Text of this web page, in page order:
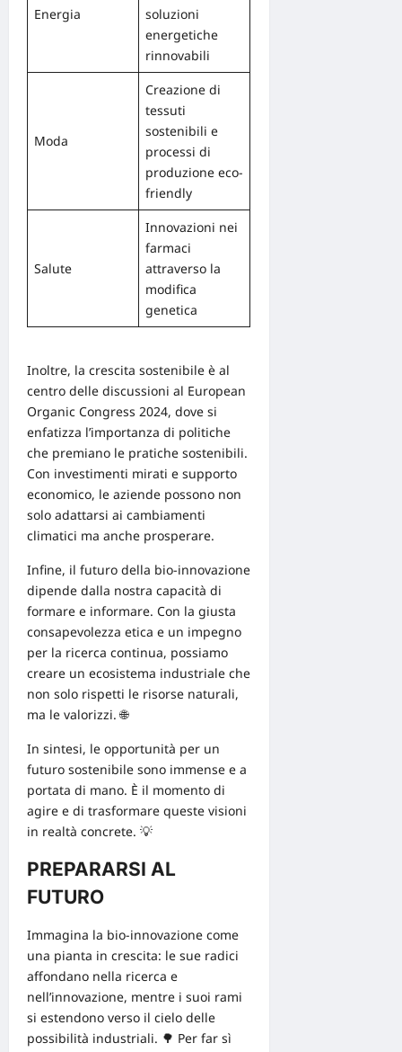
Energia
soluzioni
energetiche
rinnovabili
Moda
Creazione di
tessuti
sostenibili e
processi di
produzione eco-
friendly
Salute
Innovazioni nei
farmaci
attraverso la
modifica
genetica
Inoltre, la crescita sostenibile è al
centro delle discussioni al European
Organic Congress 2024, dove si
enfatizza l’importanza di politiche
che premiano le pratiche sostenibili.
Con investimenti mirati e supporto
economico, le aziende possono non
solo adattarsi ai cambiamenti
climatici ma anche prosperare.
Infine, il futuro della bio-innovazione
dipende dalla nostra capacità di
formare e informare. Con la giusta
consapevolezza etica e un impegno
per la ricerca continua, possiamo
creare un ecosistema industriale che
non solo rispetti le risorse naturali,
ma le valorizzi. 🌐
In sintesi, le opportunità per un
futuro sostenibile sono immense e a
portata di mano. È il momento di
agire e di trasformare queste visioni
in realtà concrete. 💡
PREPARARSI AL
FUTURO
Immagina la bio-innovazione come
una pianta in crescita: le sue radici
affondano nella ricerca e
nell’innovazione, mentre i suoi rami
si estendono verso il cielo delle
possibilità industriali. 🌳 Per far sì